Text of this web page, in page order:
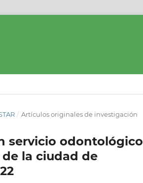
/ Artículos originales de investigación
servicio odontológico
la ciudad de